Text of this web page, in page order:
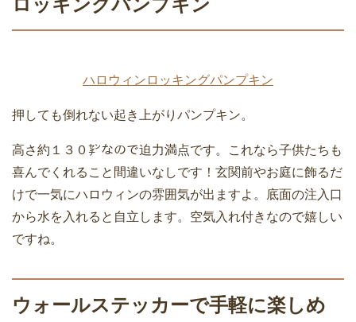
ハロウィンロッキングパンプキン
押しても倒れない起き上がりパンプキン。
高さ約１３０㌢なので迫力満点です。これなら子供たちも
喜んでくれること間違いなしです！玄関前やお庭に飾るだ
けで一気にハロウィンの雰囲気が出ますよ。底面の注入口
から水を入れると自立します。空気入れ付きなので嬉しい
ですね。
ウォールステッカーで手軽に楽しめ